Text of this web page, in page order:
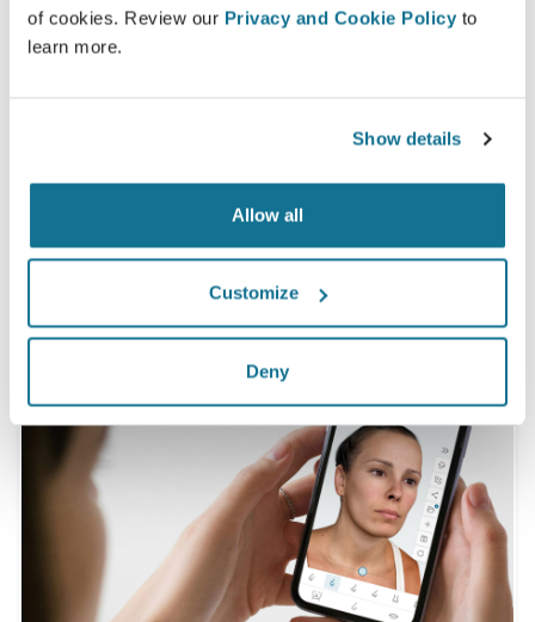
of cookies. Review our Privacy and Cookie Policy to
learn more.
Show details
Allow all
Customize
Deny
100% van de vrouwen zeiden tevreden of zeer
tevreden te zijn met hun ingreep na eerst vooraf